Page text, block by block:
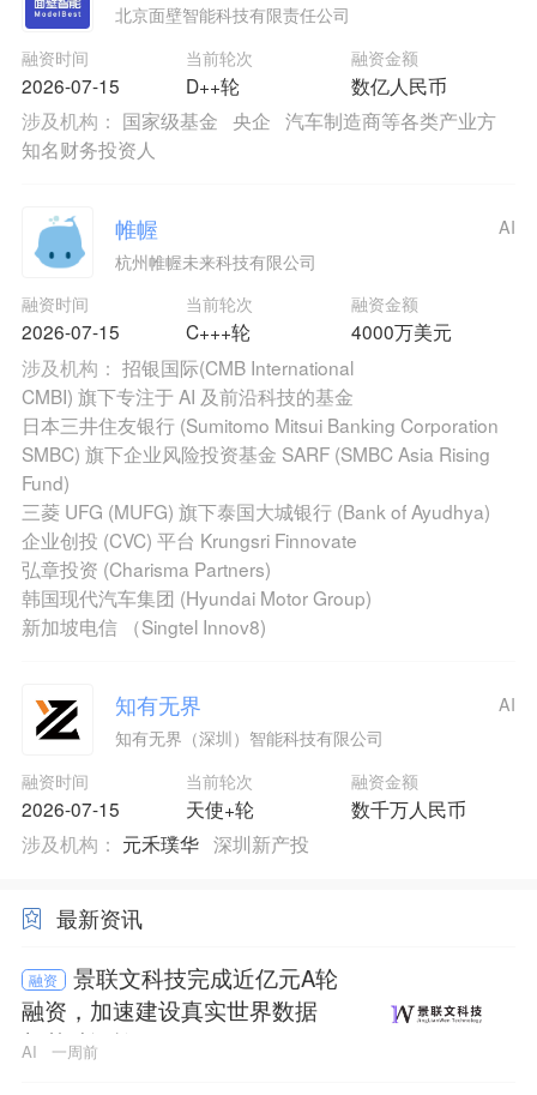
北京面壁智能科技有限责任公司
融资时间
2026-07-15
当前轮次
D++轮
融资金额
数亿人民币
涉及机构： 国家级基金 央企 汽车制造商等各类产业方
知名财务投资人
帷幄
杭州帷幄未来科技有限公司
融资时间
2026-07-15
当前轮次
C+++轮
融资金额
4000万美元
AI
涉及机构： 招银国际(CMB International
CMBI) 旗下专注于 AI 及前沿科技的基金
日本三井住友银行 (Sumitomo Mitsui Banking Corporation
SMBC) 旗下企业风险投资基金 SARF (SMBC Asia Rising
Fund)
三菱 UFG (MUFG) 旗下泰国大城银行 (Bank of Ayudhya)
企业创投 (CVC) 平台 Krungsri Finnovate
弘章投资 (Charisma Partners)
韩国现代汽车集团 (Hyundai Motor Group)
新加坡电信 （Singtel Innov8)
知有无界
知有无界（深圳）智能科技有限公司
融资时间
2026-07-15
当前轮次
天使+轮
融资金额
数千万人民币
AI
涉及机构： 元禾璞华 深圳新产投
最新资讯
融资
景联文科技完成近亿元A轮
融资，加速建设真实世界数据
与基础设施
AI 一周前